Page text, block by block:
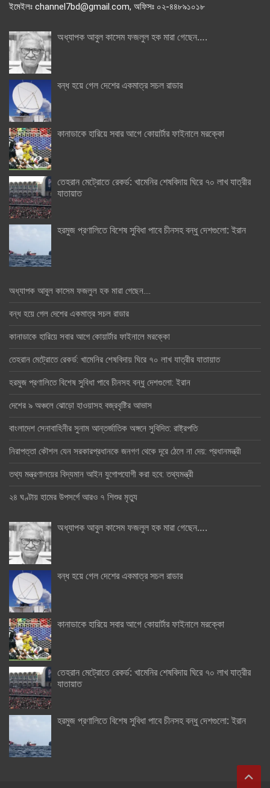
ইমেইলঃ channel7bd@gmail.com, অফিসঃ ০২-৪৪৮৯১০১৮
অধ্যাপক আবুল কাসেম ফজলুল হক মারা গেছেন….
বন্ধ হয়ে গেল দেশের একমাত্র সচল রাডার
কানাডাকে হারিয়ে সবার আগে কোয়ার্টার ফাইনালে মরক্কো
তেহরান মেট্রোতে রেকর্ড: খামেনির শেষবিদায় ঘিরে ৭০ লাখ যাত্রীর
যাতায়াত
হরমুজ প্রণালিতে বিশেষ সুবিধা পাবে চীনসহ বন্ধু দেশগুলো: ইরান
অধ্যাপক আবুল কাসেম ফজলুল হক মারা গেছেন….
বন্ধ হয়ে গেল দেশের একমাত্র সচল রাডার
কানাডাকে হারিয়ে সবার আগে কোয়ার্টার ফাইনালে মরক্কো
তেহরান মেট্রোতে রেকর্ড: খামেনির শেষবিদায় ঘিরে ৭০ লাখ যাত্রীর যাতায়াত
হরমুজ প্রণালিতে বিশেষ সুবিধা পাবে চীনসহ বন্ধু দেশগুলো: ইরান
দেশের ৯ অঞ্চলে ঝোড়ো হাওয়াসহ বজ্রবৃষ্টির আভাস
বাংলাদেশ সেনাবাহিনীর সুনাম আন্তর্জাতিক অঙ্গনে সুবিদিত: রাষ্ট্রপতি
নিরাপত্তা কৌশল যেন সরকারপ্রধানকে জনগণ থেকে দূরে ঠেলে না দেয়: প্রধানমন্ত্রী
তথ্য মন্ত্রণালয়ের বিদ্যমান আইন যুগোপযোগী করা হবে: তথ্যমন্ত্রী
২৪ ঘণ্টায় হামের উপসর্গে আরও ৭ শিশুর মৃত্যু
অধ্যাপক আবুল কাসেম ফজলুল হক মারা গেছেন….
বন্ধ হয়ে গেল দেশের একমাত্র সচল রাডার
কানাডাকে হারিয়ে সবার আগে কোয়ার্টার ফাইনালে মরক্কো
তেহরান মেট্রোতে রেকর্ড: খামেনির শেষবিদায় ঘিরে ৭০ লাখ যাত্রীর
যাতায়াত
হরমুজ প্রণালিতে বিশেষ সুবিধা পাবে চীনসহ বন্ধু দেশগুলো: ইরান